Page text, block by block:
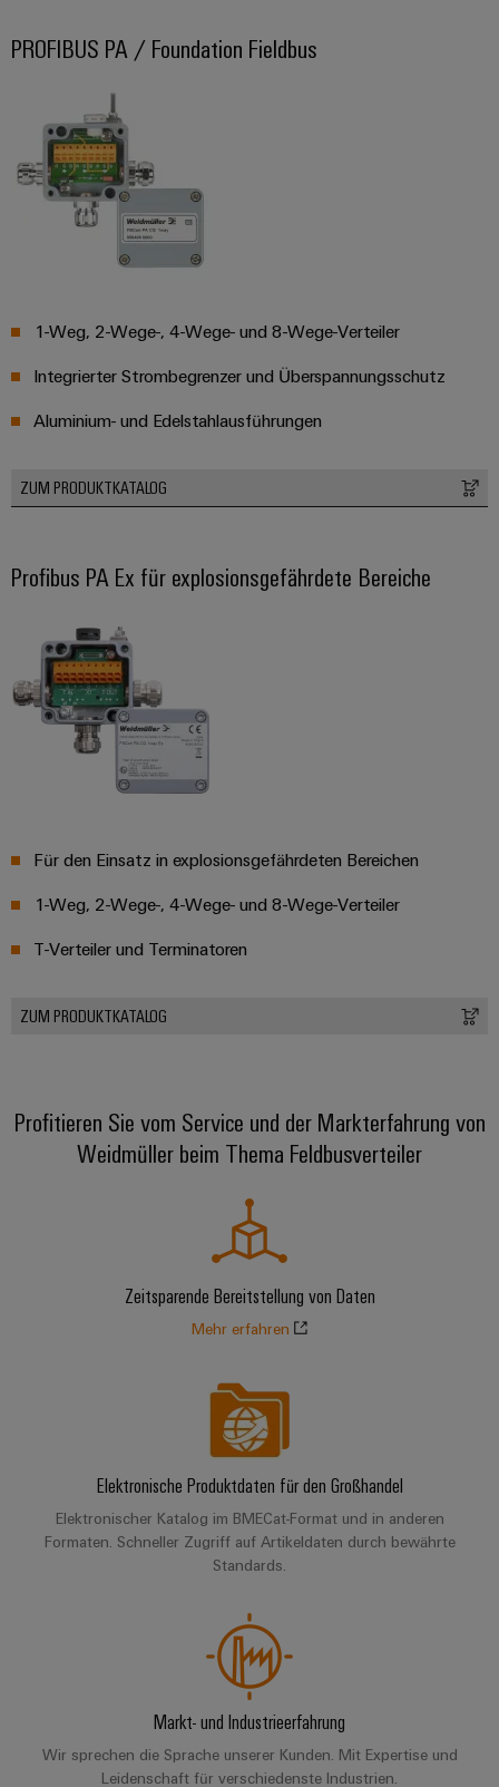
Kabelkonfektionierung
Industrial
Connectivity.
unkompliziert,
PROFIBUS PA / Foundation Fieldbus
1-Weg, 2-Wege-, 4-Wege- und 8-Wege-Verteiler
Integrierter Strombegrenzer und Überspannungsschutz
Aluminium- und Edelstahlausführungen
ZUM PRODUKTKATALOG
Profibus PA Ex für explosionsgefährdete Bereiche
Für den Einsatz in explosionsgefährdeten Bereichen
1-Weg, 2-Wege-, 4-Wege- und 8-Wege-Verteiler
T-Verteiler und Terminatoren
ZUM PRODUKTKATALOG
Profitieren Sie vom Service und der Markterfahrung von
Weidmüller beim Thema Feldbusverteiler
Zeitsparende Bereitstellung von Daten
Mehr erfahren
Elektronische Produktdaten für den Großhandel
Elektronischer Katalog im BMECat-Format und in anderen
Formaten. Schneller Zugriff auf Artikeldaten durch bewährte
Standards.
Markt- und Industrieerfahrung
Wir sprechen die Sprache unserer Kunden. Mit Expertise und
Leidenschaft für verschiedenste Industrien.